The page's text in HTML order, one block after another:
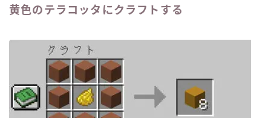
黄色のテラコッタにクラフトする